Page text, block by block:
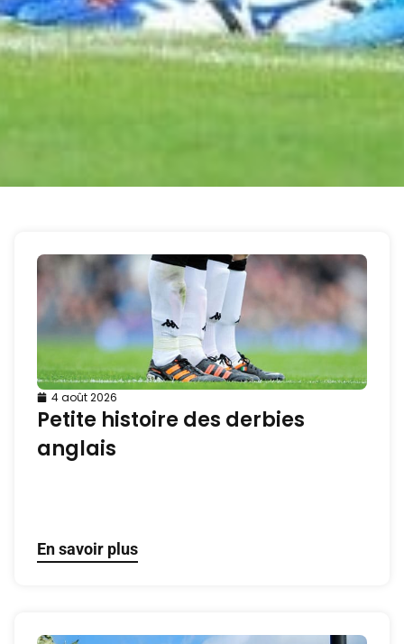
4 août 2026
Petite histoire des derbies
anglais
En savoir plus